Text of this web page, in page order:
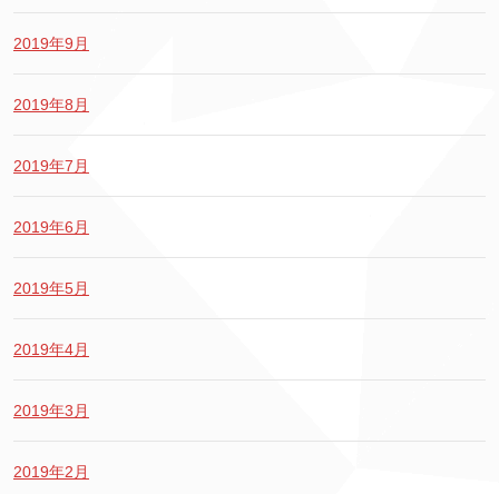
2019年9月
2019年8月
2019年7月
2019年6月
2019年5月
2019年4月
2019年3月
2019年2月